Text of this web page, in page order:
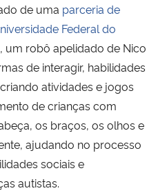
de uma parceria de
Federal do
um robô apelidado de Nico
de interagir, habilidades
atividades e jogos
de crianças com
os braços, os olhos e
ajudando no processo
sociais e
autistas.